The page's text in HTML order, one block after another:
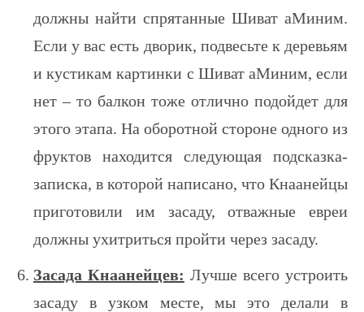
должны найти спрятанные Шиват аМиним.
Если у вас есть дворик, подвесьте к деревьям
и кустикам картинки с Шиват аМиним, если
нет – то балкон тоже отлично подойдет для
этого этапа. На оборотной стороне одного из
фруктов находится следующая подсказка-
записка, в которой написано, что Кнаанейцы
приготовили им засаду, отважные евреи
должны ухитриться пройти через засаду.
Засада Кнаанейцев: Лучше всего устроить
засаду в узком месте, мы это делали в